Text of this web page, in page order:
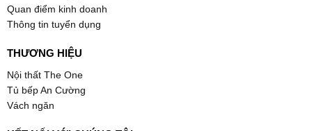
Quan điểm kinh doanh
Thông tin tuyển dụng
THƯƠNG HIỆU
Nội thất The One
Tủ bếp An Cường
Vách ngăn